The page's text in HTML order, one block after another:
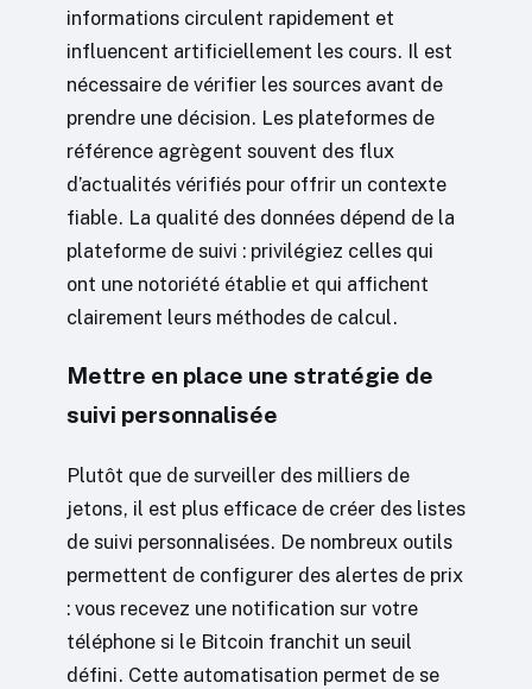
informations circulent rapidement et
influencent artificiellement les cours. Il est
nécessaire de vérifier les sources avant de
prendre une décision. Les plateformes de
référence agrègent souvent des flux
d’actualités vérifiés pour offrir un contexte
fiable. La qualité des données dépend de la
plateforme de suivi : privilégiez celles qui
ont une notoriété établie et qui affichent
clairement leurs méthodes de calcul.
Mettre en place une stratégie de
suivi personnalisée
Plutôt que de surveiller des milliers de
jetons, il est plus efficace de créer des listes
de suivi personnalisées. De nombreux outils
permettent de configurer des alertes de prix
: vous recevez une notification sur votre
téléphone si le Bitcoin franchit un seuil
défini. Cette automatisation permet de se